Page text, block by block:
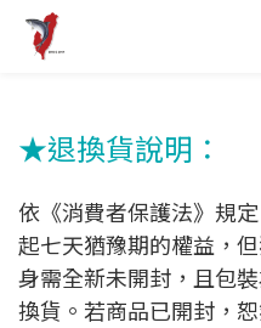
★退換貨說明：
依《消費者保護法》規
起七天猶豫期的權益，
身需全新未開封，且包
換貨。若商品已開封，